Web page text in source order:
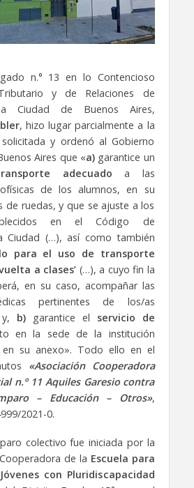
n.° 13 en lo Contencioso
y de Relaciones de
Ciudad de Buenos Aires,
, hizo lugar parcialmente a la
y ordenó al Gobierno
Aires que «a) garantice un
adecuado a las
de los alumnos, en su
de ruedas, y que se ajuste a los
en el Código de
Ciudad (…), así como también
para el uso de transporte
a clases’ (…), a cuyo fin la
en su caso, acompañar las
pertinentes de los/as
b) garantice el servicio de
en la sede de la institución
en su anexo». Todo ello en el
«Asociación Cooperadora
n.º 11 Aquiles Garesio contra
– Educación – Otros»,
2021-0.
colectivo fue iniciada por la
de la Escuela para
con Pluridiscapacidad